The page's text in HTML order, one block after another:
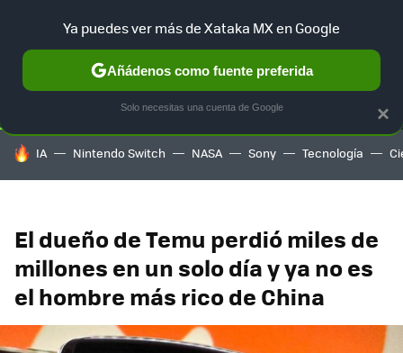
SELECCIÓN GAMING HOME AUTO TERRITORIO
HOY SE HABLA DE
IA Nintendo Switch NASA Sony Tecnología
El dueño de Temu perdió miles de
millones en un solo día y ya no es
el hombre más rico de China
×
Ya puedes ver más de Xataka MX en Google
Añádenos como fuente preferida
Solo necesitas una cuenta de Google